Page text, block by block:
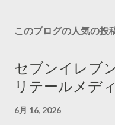
このブログの人気の投
セブンイレブ
リテールメデ
6月 16, 2026